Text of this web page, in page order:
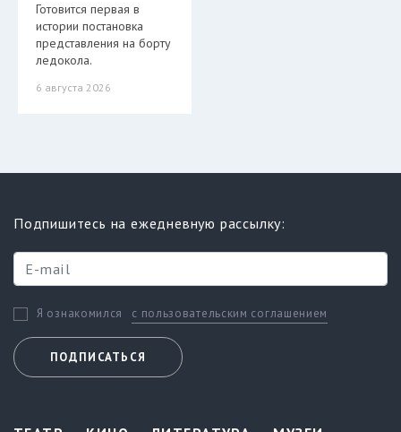
Готовится первая в
истории постановка
представления на борту
ледокола.
6 августа 2026
Подпишитесь на ежедневную рассылку:
Я ознакомился с пользовательским соглашением
ПОДПИСАТЬСЯ